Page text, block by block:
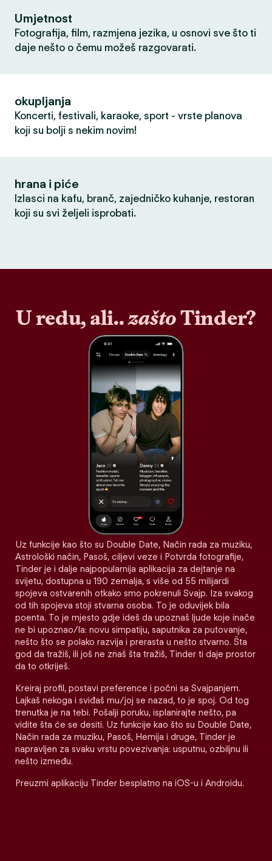
Umjetnost
Fotografija, film, razmjena jezika, u osnovi sve što ti
daje nešto o čemu možeš razgovarati.
okupljanja
Koncerti, festivali, karaoke, sport - vrste planova
koji su bolji s nekim novim!
hrana i piće
Izlasci na kafu, branč, zajedničko kuhanje, restoran
koji su svi željeli isprobati.
U redu, ali..zaštoTinder?
Uz funkcije kao što su Double Date, Način rada za muziku,
Astrološki način, Pasoš, ciljevi veze i Potvrda fotografije,
Tinder je i dalje najpopularnija aplikacija za dejtanje na
svijetu, dostupna u 190 zemalja, s više od 55 milijardi
spojeva ostvarenih otkako smo pokrenuli Svajp. Iza svakog
od tih spojeva stoji stvarna osoba. To je oduvijek bila
poenta. To je mjesto gdje ideš da upoznaš ljude koje inače
ne bi upoznao/la: novu simpatiju, saputnika za putovanje,
nešto što se polako razvija i prerasta u nešto stvarno. Šta
god da tražiš, ili još ne znaš šta tražiš, Tinder ti daje prostor
da to otkriješ.
Kreiraj profil, postavi preference i počni sa Svajpanjem.
Lajkaš nekoga i sviđaš mu/joj se nazad, to je spoj. Od tog
trenutka je na tebi. Pošalji poruku, isplanirajte nešto, pa
vidite šta će se desiti. Uz funkcije kao što su Double Date,
Način rada za muziku, Pasoš, Hemija i druge, Tinder je
napravljen za svaku vrstu povezivanja: usputnu, ozbiljnu ili
nešto između.
Preuzmi aplikaciju Tinder besplatno na iOS-u i Androidu.